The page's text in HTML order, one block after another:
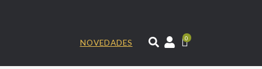
NOVEDADES
0